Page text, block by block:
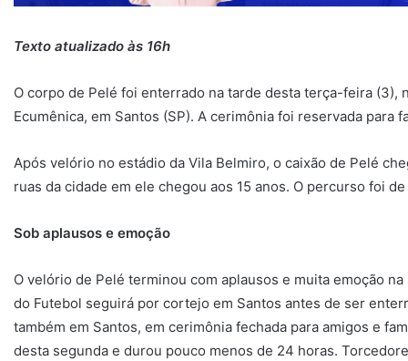
Texto atualizado às 16h
O corpo de Pelé foi enterrado na tarde desta terça-feira (3),
Ecumênica, em Santos (SP). A cerimônia foi reservada para
Após velório no estádio da Vila Belmiro, o caixão de Pelé
ruas da cidade em ele chegou aos 15 anos. O percurso foi
Sob aplausos e emoção
O velório de Pelé terminou com aplausos e muita emoção
do Futebol seguirá por cortejo em Santos antes de ser
também em Santos, em cerimônia fechada para amigos e
desta segunda e durou pouco menos de 24 horas.